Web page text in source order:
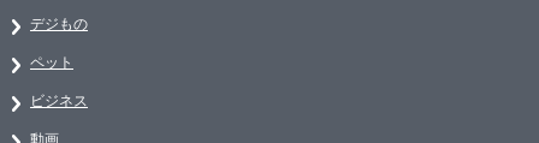
デジもの
ペット
ビジネス
動画